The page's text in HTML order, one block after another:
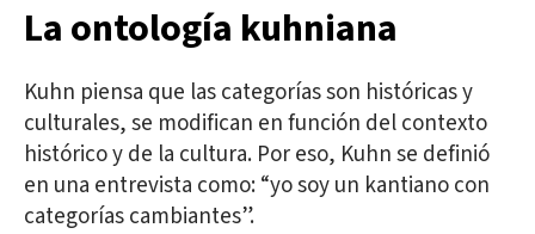
La ontología kuhniana
Kuhn piensa que las categorías son históricas y
culturales, se modifican en función del contexto
histórico y de la cultura. Por eso, Kuhn se definió
en una entrevista como: “yo soy un kantiano con
categorías cambiantes”.